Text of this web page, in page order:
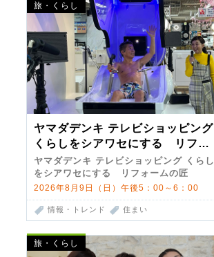
旅・くらし
ヤマダデンキ テレビショッピング
くらしをシアワセにする リフォ
ームの匠 第7弾
ヤマダデンキ テレビショッピング くらし
をシアワセにする リフォームの匠
2026年8月9日（日）午後5：00～6：00
情報・トレンド 住まい
旅・くらし